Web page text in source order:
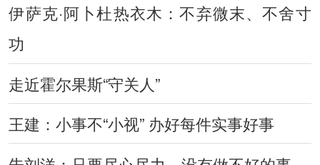
伊萨克·阿卜杜热衣木：不弃微末、不舍寸
功
走近霍尔果斯“守关人”
王建：小事不“小视” 办好每件实事好事